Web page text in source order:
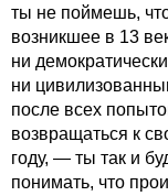
ты не поймешь,
возникшее в 13
ни
ни
после всех
возвращаться к
году, — ты так и
понимать, что